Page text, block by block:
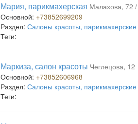
Мария, парикмахерская Малахова, 72
Основной: +73852699209
Раздел: Салоны красоты, парикмахерские
Теги:
Маркиза, салон красоты Чеглецова, 12
Основной: +73852606968
Раздел: Салоны красоты, парикмахерские
Теги: